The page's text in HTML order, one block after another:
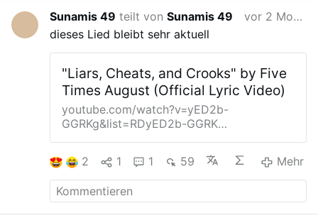
Rückmeldungen und die Hinweise auf den
Brief an Dr. Michael Hesemann und den
Schweizer Fatima-Boten3/2015,…
Fatimabotschaft vom 13. Juni 1917
offenbarte dornenumschlossene
Unbefleckte Herz Mariens darstellt),
menschliche Tränen. Die Prüfung ergab,
daß ein Betrug ausgeschlossen werden
muß. Pius XII. stellte öffentlich die Frage,
ob die Menschen die Botschaft der
weinenden Madonna wohl verstehen
würden. Nun, letztlich war die Botschaft an
tragischerweise nicht verstanden zu
haben. Denn er zögerte mit der Erfüllung
des Aufgetragenen: Weihe Rußlands an das
Unbefleckte Herz und Verkündigung der
Sunamis 49 teilt vonSunamis 49
vor 2 Monaten
dieses Lied bleibt sehr aktuell
"Liars, Cheats, and Crooks" by Five
Times August (Official Lyric Video)
youtube.com/watch?v=yED2b-
GGRKg&list=RDyED2b-GGRK…
2 1 1 59 Mehr